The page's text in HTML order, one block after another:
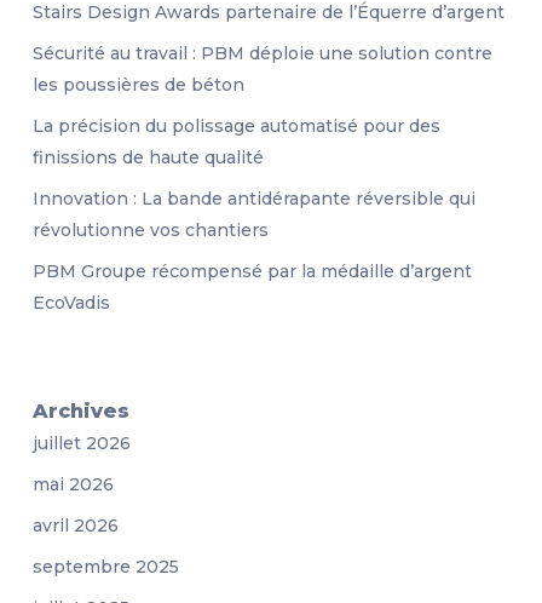
Stairs Design Awards partenaire de l’Équerre d’argent
Sécurité au travail : PBM déploie une solution contre
les poussières de béton
La précision du polissage automatisé pour des
finissions de haute qualité
Innovation : La bande antidérapante réversible qui
révolutionne vos chantiers
PBM Groupe récompensé par la médaille d’argent
EcoVadis
Archives
juillet 2026
mai 2026
avril 2026
septembre 2025